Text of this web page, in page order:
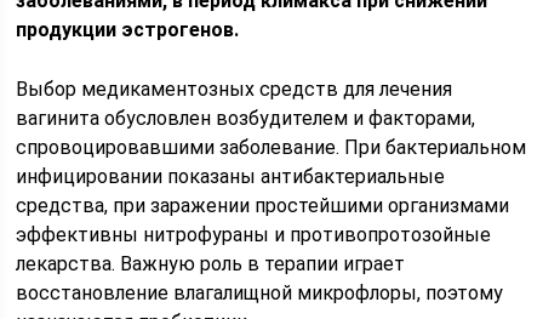
продукции эстрогенов.
Выбор медикаментозных средств для лечения
вагинита обусловлен возбудителем и факторами,
спровоцировавшими заболевание. При бактериальном
инфицировании показаны антибактериальные
средства, при заражении простейшими организмами
эффективны нитрофураны и противопротозойные
лекарства. Важную роль в терапии играет
восстановление влагалищной микрофлоры, поэтому